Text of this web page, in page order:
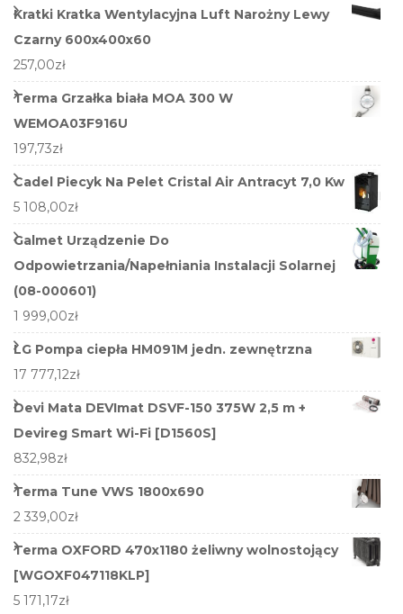
Kratki Kratka Wentylacyjna Luft Narożny Lewy
Czarny 600x400x60
257,00zł
Terma Grzałka biała MOA 300 W
WEMOA03F916U
197,73zł
Cadel Piecyk Na Pelet Cristal Air Antracyt 7,0 Kw
5 108,00zł
Galmet Urządzenie Do
Odpowietrzania/Napełniania Instalacji Solarnej
(08-000601)
1 999,00zł
LG Pompa ciepła HM091M jedn. zewnętrzna
17 777,12zł
Devi Mata DEVImat DSVF-150 375W 2,5 m +
Devireg Smart Wi-Fi [D1560S]
832,98zł
Terma Tune VWS 1800x690
2 339,00zł
Terma OXFORD 470x1180 żeliwny wolnostojący
[WGOXF047118KLP]
5 171,17zł